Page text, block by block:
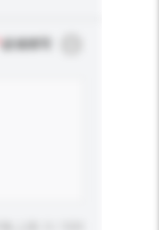
必须填写